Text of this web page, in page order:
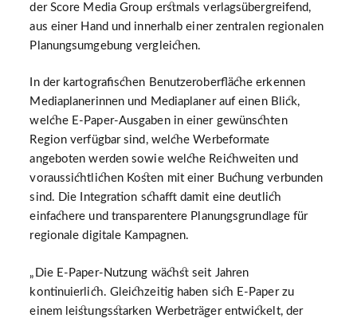
der Score Media Group erstmals verlagsübergreifend,
aus einer Hand und innerhalb einer zentralen regionalen
Planungsumgebung vergleichen.
In der kartografischen Benutzeroberfläche erkennen
Mediaplanerinnen und Mediaplaner auf einen Blick,
welche E-Paper-Ausgaben in einer gewünschten
Region verfügbar sind, welche Werbeformate
angeboten werden sowie welche Reichweiten und
voraussichtlichen Kosten mit einer Buchung verbunden
sind. Die Integration schafft damit eine deutlich
einfachere und transparentere Planungsgrundlage für
regionale digitale Kampagnen.
„Die E-Paper-Nutzung wächst seit Jahren
kontinuierlich. Gleichzeitig haben sich E-Paper zu
einem leistungsstarken Werbeträger entwickelt, der